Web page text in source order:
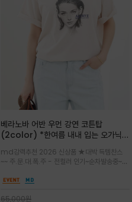
베라노바 어반 우먼 강연 코튼탑
(2color) *한여름 내내 입는 오가닉
워크 (Line Work) & 스케치/감각적
인 아트워크 프린트가 시선을 끄는 루즈
핏 강연티셔츠
md강력추천 2026 신상품 ★대박 득템찬스
~~ 주.문.대.폭.주 - 전컬러 인기~순차발송중~★
한 착용감을 선사하며, 자연스럽게 떨어지는 실루
으로도 포인트가 되며, 데일리 활
65,000원